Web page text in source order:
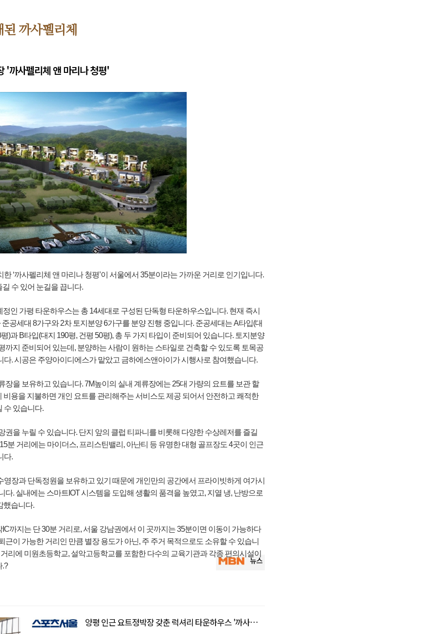
된 까사펠리체
'까사펠리체 앤 마리나 청평'
한 ‘까사펠리체 앤 마리나 청평’이 서울에서 35분이라는 가까운 거리로 인기입니다.
수 있어 눈길을 끕니다.
정인 가평 타운하우스는 총 14세대로 구성된 단독형 타운하우스입니다. 현재 즉시
공세대 8가구와 2차 토지분양 6가구를 분양 진행 중입니다. 준공세대는 A타입(대
)과 B타입(대지 190평, 건평 50평), 총 두 가지 타입이 준비되어 있습니다. 토지분양
까지 준비되어 있는데, 분양하는 사람이 원하는 스타일로 건축할 수 있도록 토목공
다. 시공은 주양아이디에스가 맡았고 금하에스앤아이가 시행사로 참여했습니다.
장을 보유하고 있습니다. 7M높이의 실내 계류장에는 25대 가량의 요트를 보관 할
비용을 지불하면 개인 요트를 관리해주는 서비스도 제공 되어서 안전하고 쾌적한
수 있습니다.
권을 누릴 수 있습니다. 단지 앞의 클럽 티파니를 비롯해 다양한 수상레저를 즐길
분 거리에는 마이더스, 프리스틴밸리, 아난티 등 유명한 대형 골프장도 4곳이 인근
다.
영장과 단독정원을 보유하고 있기 때문에 개인만의 공간에서 프라이빗하게 여가시
다. 실내에는 스마트IOT 시스템을 도입해 생활의 품격을 높였고, 지열 냉, 난방으로
했습니다.
까지는 단 30분 거리로, 서울 강남권에서 이 곳까지는 35분이면 이동이 가능하다
근이 가능한 거리인 만큼 별장 용도가 아닌, 주 주거 목적으로도 소유할 수 있습니
리에 미원초등학교, 설악고등학교를 포함한 다수의 교육기관과 각종 편의시설이
.?
양평 인근 요트정박장 갖춘 럭셔리 타운하우스 '까사펠리체앤마리나청평' 분양 중